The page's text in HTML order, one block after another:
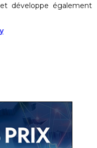
développe également